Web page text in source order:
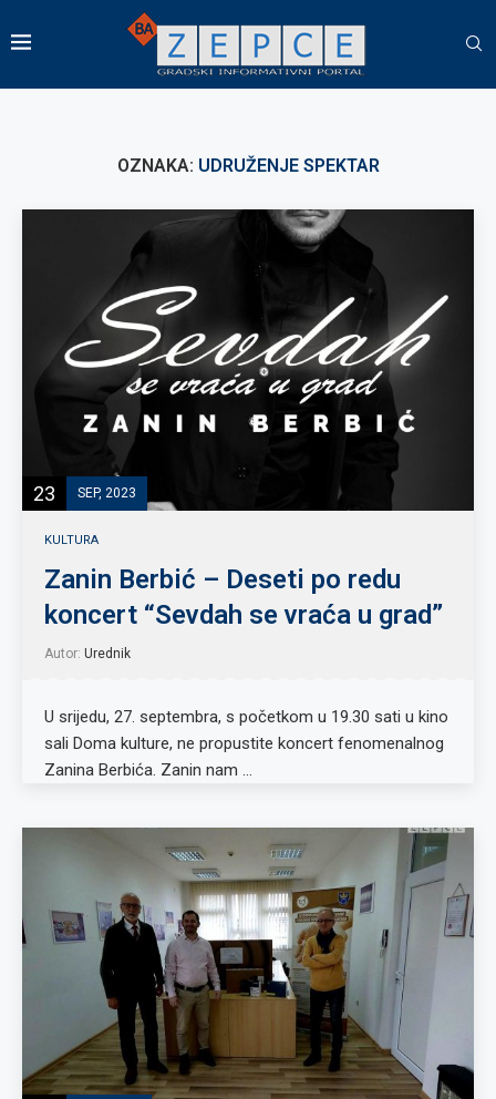
OZNAKA: UDRUŽENJE SPEKTAR
23 SEP, 2023
KULTURA
Zanin Berbić – Deseti po redu
koncert “Sevdah se vraća u grad”
Autor: Urednik
U srijedu, 27. septembra, s početkom u 19.30 sati u kino
sali Doma kulture, ne propustite koncert fenomenalnog
Zanina Berbića. Zanin nam …